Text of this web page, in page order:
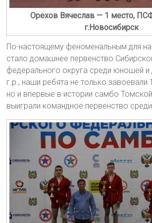
Орехов Вячеслав — 1 место,
г.Новосибирск
По-настоящему феноменальным для
стало домашнее первенство
федерального округа среди юношей
г.р., наши ребята не только завоевали
но и впервые в истории самбо
выиграли командное первенство